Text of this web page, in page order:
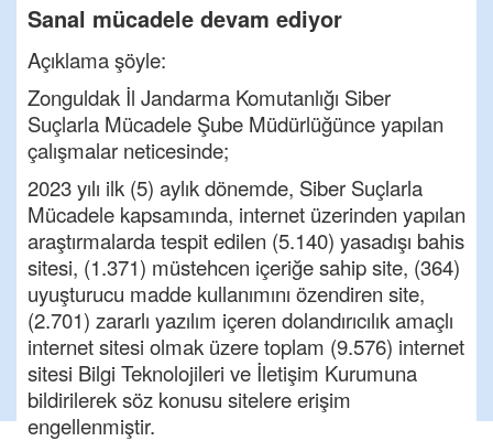
Sanal mücadele devam ediyor
Açıklama şöyle:
Zonguldak İl Jandarma Komutanlığı Siber
Suçlarla Mücadele Şube Müdürlüğünce yapılan
çalışmalar neticesinde;
2023 yılı ilk (5) aylık dönemde, Siber Suçlarla
Mücadele kapsamında, internet üzerinden yapılan
araştırmalarda tespit edilen (5.140) yasadışı bahis
sitesi, (1.371) müstehcen içeriğe sahip site, (364)
uyuşturucu madde kullanımını özendiren site,
(2.701) zararlı yazılım içeren dolandırıcılık amaçlı
internet sitesi olmak üzere toplam (9.576) internet
sitesi Bilgi Teknolojileri ve İletişim Kurumuna
bildirilerek söz konusu sitelereerişim
engellenmiştir.